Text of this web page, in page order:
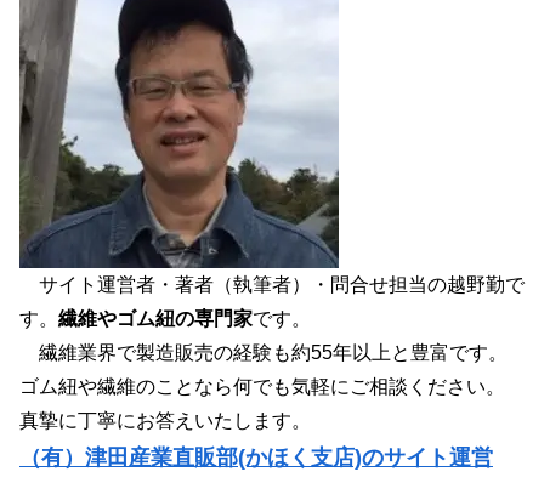
サイト運営者・著者（執筆者）・問合せ担当の越野勤で
す。 繊維やゴム紐の専門家です。
繊維業界で製造販売の経験も約55年以上と豊富です。
ゴム紐や繊維のことなら何でも気軽にご相談ください。
真摯に丁寧にお答えいたします。
（有）津田産業直販部(かほく支店)のサイト運営